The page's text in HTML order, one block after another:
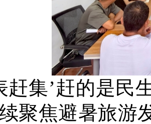
赶集’赶的是民
聚焦避暑旅游